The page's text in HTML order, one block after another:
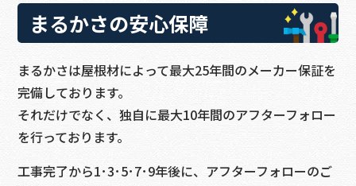
まるかさの安心保障
まるかさは屋根材によって最大25年間のメーカー保証を
完備しております。
それだけでなく、独自に最大10年間のアフターフォロー
を行っております。
工事完了から1･3･5･7･9年後に、アフターフォローのご